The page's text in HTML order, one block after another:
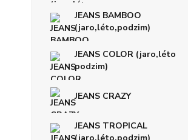
JEANS BAMBOO
(jaro,léto,podzim)
JEANS COLOR (jaro,léto
podzim)
JEANS CRAZY
JEANS TROPICAL